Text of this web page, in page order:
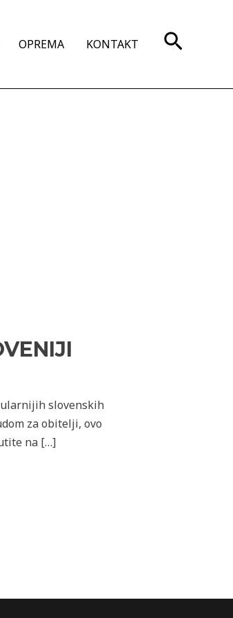
OPREMA KONTAKT Search
slovenskih
za obitelji, ovo
na […]